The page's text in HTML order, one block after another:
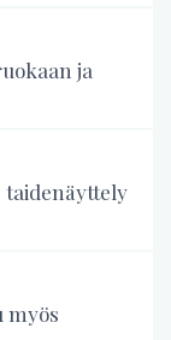
ja
taidenäyttely
myös